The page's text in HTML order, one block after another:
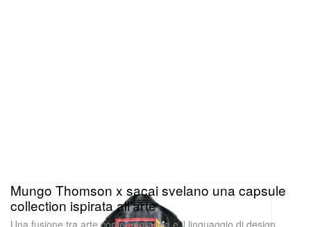
collection ispirata all’arte
Una fusione tra arte contemporanea e il linguaggio di design
distintivo di Chitose Abe.